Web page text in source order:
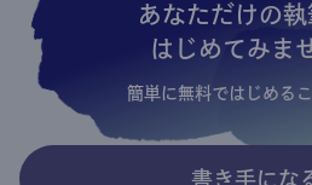
あなただけの
はじめてみま
簡単に無料ではじめる
書き手にな